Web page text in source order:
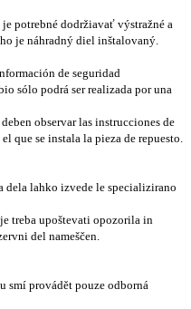
potrebné dodržiavať výstražné a
je náhradný diel inštalovaný.
de seguridad
sólo podrá ser realizada por una
observar las instrucciones de
que se instala la pieza de repuesto.
dela lahko izvede le specializirano
treba upoštevati opozorila in
del nameščen.
smí provádět pouze odborná